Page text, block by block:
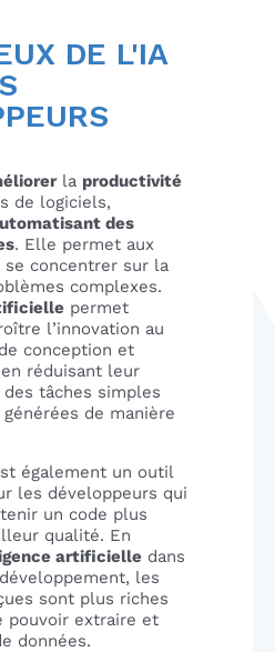
DE L'IA
la productivité
de logiciels,
des
. Elle permet aux
se concentrer sur la
complexes.
permet
l’innovation au
conception et
réduisant leur
tâches simples
de manière
également un outil
les développeurs qui
un code plus
qualité. En
artificielle dans
les
sont plus riches
pouvoir extraire et
données.